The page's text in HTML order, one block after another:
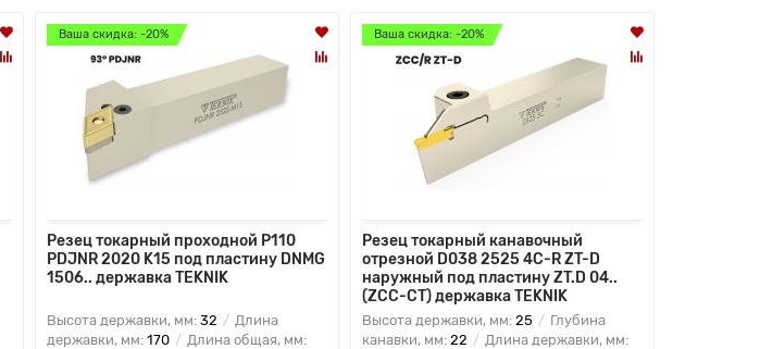
Ваша скидка: -20%
Резец токарный проходной P110
PDJNR 2020 K15 под пластину DNMG
1506.. державка TEKNIK
Высота державки, мм: 32
Длина
державки, мм: 170
Длина общая, мм:
Ваша скидка: -20%
Резец токарный канавочный
отрезной D038 2525 4C-R ZT-D
наружный под пластину ZT.D 04..
(ZCC-CT) державка TEKNIK
Высота державки, мм: 25
Глубина
канавки, мм: 22
Длина державки, мм: